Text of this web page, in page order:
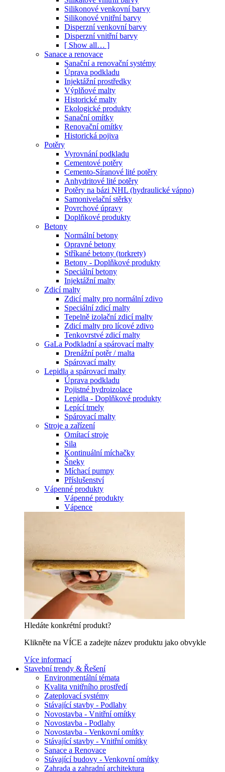
Silikonové venkovní barvy
Silikonové vnitřní barvy
Disperzní venkovní barvy
Disperzní vnitřní barvy
[ Show all… ]
Sanace a renovace
Sanační a renovační systémy
Úprava podkladu
Injektážní prostředky
Výplňové malty
Historické malty
Ekologické produkty
Sanační omítky
Renovační omítky
Historická pojiva
Potěry
Vyrovnání podkladu
Cementové potěry
Cemento-Síranové lité potěry
Anhydritové lité potěry
Potěry na bázi NHL (hydraulické vápno)
Samonivelační stěrky
Povrchové úpravy
Doplňkové produkty
Betony
Normální betony
Opravné betony
Stříkané betony (torkrety)
Betony - Doplňkové produkty
Speciální betony
Injektážní malty
Zdicí malty
Zdicí malty pro normální zdivo
Speciální zdicí malty
Tepelně izolační zdicí malty
Zdicí malty pro lícové zdivo
Tenkovrstvé zdicí malty
GaLa Podkladní a spárovací malty
Drenážní potěr / malta
Spárovací malty
Lepidla a spárovací malty
Úprava podkladu
Pojistné hydroizolace
Lepidla - Doplňkové produkty
Lepící tmely
Spárovací malty
Stroje a zařízení
Omítací stroje
Sila
Kontinuální míchačky
Šneky
Míchací pumpy
Příslušenství
Vápenné produkty
Vápenné produkty
Vápence
Hledáte konkrétní produkt?
Klikněte na VÍCE a zadejte název produktu jako obvykle
Více informací
Stavební trendy & Řešení
Environmentální témata
Kvalita vnitřního prostředí
Zateplovací systémy
Stávající stavby - Podlahy
Novostavba - Vnitřní omítky
Novostavba - Podlahy
Novostavba - Venkovní omítky
Stávající stavby - Vnitřní omítky
Sanace a Renovace
Stávající budovy - Venkovní omítky
Zahrada a zahradní architektura